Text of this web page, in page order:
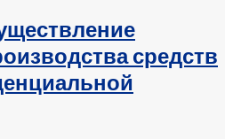
средств